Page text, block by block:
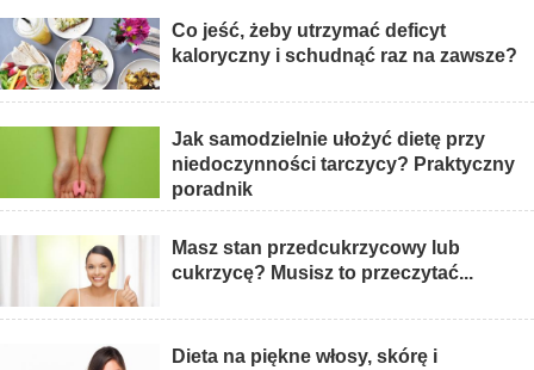
Co jeść, żeby utrzymać deficyt
kaloryczny i schudnąć raz na zawsze?
Jak samodzielnie ułożyć dietę przy
niedoczynności tarczycy? Praktyczny
poradnik
Masz stan przedcukrzycowy lub
cukrzycę? Musisz to przeczytać...
Dieta na piękne włosy, skórę i